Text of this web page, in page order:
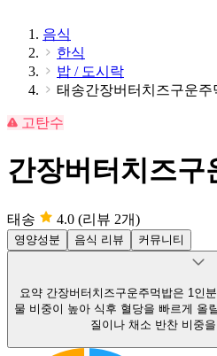
음식
한식
밥 / 도시락
태송간장버터치즈구운주
고탄수
간장버터치즈구
태송 4.0 (리뷰 2개)
영양성분 음식 리뷰 커뮤니티
요약 간장버터치즈구운주먹밥은 1인
물 비중이 높아 식후 혈당을 빠르게 올
질이나 채소 반찬 비중